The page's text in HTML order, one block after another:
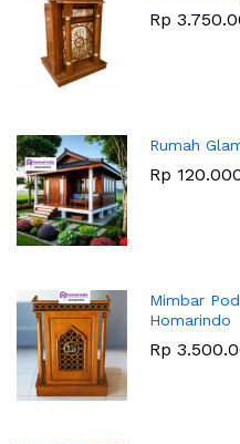
Rp
Rumah
Rp
Mimbar
Homarindo
Rp